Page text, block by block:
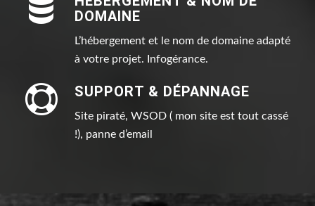
DOMAINE
L’hébergement et le nom de domaine adapté
à votre projet. Infogérance.
SUPPORT & DÉPANNAGE
Site piraté, WSOD ( mon site est tout cassé
!), panne d’email